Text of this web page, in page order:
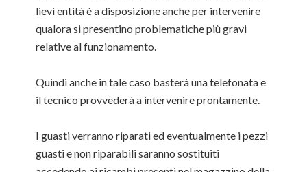
lievi entità è a disposizione anche per intervenire
qualora si presentino problematiche più gravi
relative al funzionamento.
Quindi anche in tale caso basterà una telefonata e
il tecnico provvederà a intervenire prontamente.
I guasti verranno riparati ed eventualmente i pezzi
guasti e non riparabili saranno sostituiti